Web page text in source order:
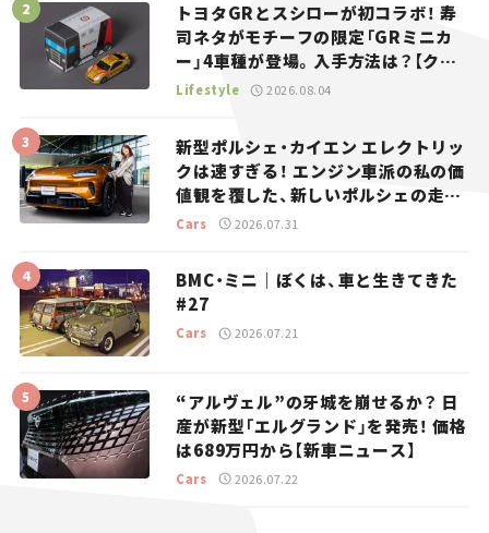
トヨタGRとスシローが初コラボ！ 寿
司ネタがモチーフの限定「GRミニカ
ー」4車種が登場。入手方法は？【クル
マとホビー】
Lifestyle 2026.08.04
新型ポルシェ・カイエン エレクトリッ
クは速すぎる！ エンジン車派の私の価
値観を覆した、新しいポルシェの走
り。
Cars 2026.07.31
BMC・ミニ｜ぼくは、車と生きてきた
#27
Cars 2026.07.21
“アルヴェル”の牙城を崩せるか？ 日
産が新型「エルグランド」を発売！ 価格
は689万円から【新車ニュース】
Cars 2026.07.22